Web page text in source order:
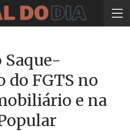
Saque-
do FGTS no
e na